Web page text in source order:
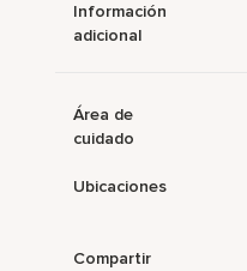
Información
adicional
Área de
cuidado
Ubicaciones
Compartir